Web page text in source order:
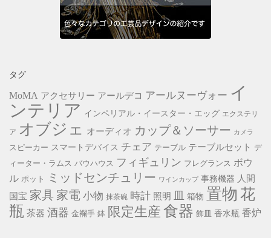
タグ
MoMA アクセサリー アールデコ アールヌーヴォー イ
ンテリア インペリアル・イースター・エッグ エクステリ
ア オブジェ オーディオ カップ＆ソーサー カメラ
スピーカー スマートデバイス チェア テーブル テーブルセット
デ
ィーター・ラムス バウハウス フィギュリン フレグランス ボウ
ル ポット ミッドセンチュリー ワインカップ 事務機器 人間
国宝 家具 家電 小物 抹茶碗 時計 照明 皿 箱物 置物 花
瓶 茶器 酒器 金襴手 鉢 限定生産 食器 飾皿 香水瓶 香炉